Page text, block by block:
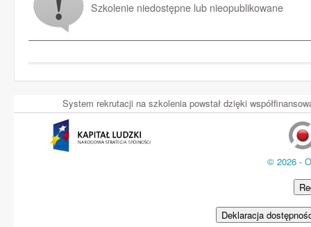
Szkolenie niedostępne lub nieopublikowane
System rekrutacji na szkolenia powstał dzięki
© 2026 -
Deklaracja